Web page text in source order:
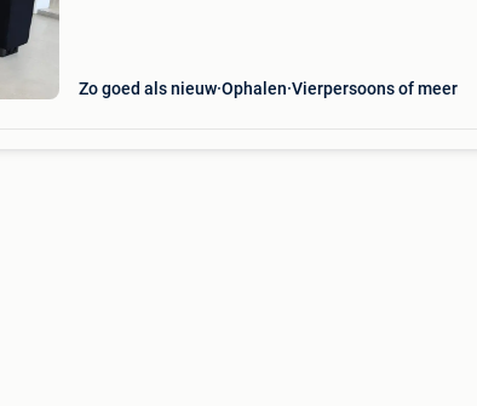
Zo goed als nieuw Ophalen Vierpersoons of meer